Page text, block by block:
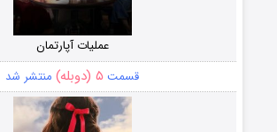
عملیات آپارتمان
قسمت ۵ (دوبله) منتشر شد